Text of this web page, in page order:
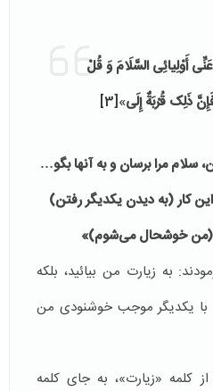
أَوْلِیائِی السَّلَامَ وَ قُلْ
ذَلِک قُرْبَةٌ إِلَی‏»
[3]
سلام مرا برسان و به آنها بگو…
این کار (به دیدن یکدیگر رفتن)
(من خوشحال می‌شوم)»
به زیارت من بیائید، بلکه
با یکدیگر موجب خوشنودی من
کلمه «زیارت»، به جای کلمه